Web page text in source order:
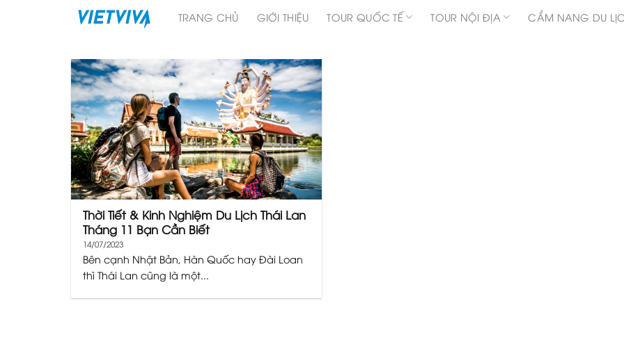
TRANG CHỦ GIỚI THIỆU TOUR QUỐC TẾ TOUR NỘI ĐỊA CẨM NANG DU
Thời Tiết & Kinh Nghiệm Du Lịch Thái Lan
Tháng 11 Bạn Cần Biết
14/07/2023
Bên cạnh Nhật Bản, Hàn Quốc hay Đài Loan
thì Thái Lan cũng là một...